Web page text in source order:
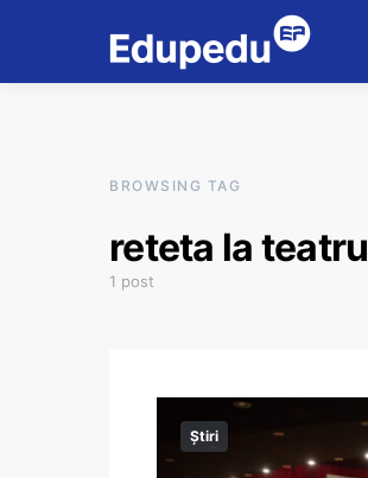
BROWSING TAG
reteta la teatru
1 post
Știri